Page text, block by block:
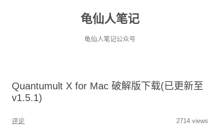
龟仙人笔记
龟仙人笔记公众号
Quantumult X for Mac 破解版下载(已更新至
v1.5.1)
评论 2714 views